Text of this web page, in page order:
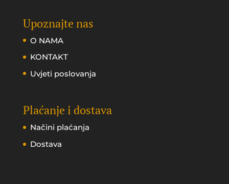
Upoznajte nas
O NAMA
KONTAKT
Uvjeti poslovanja
Plaćanje i dostava
Načini plaćanja
Dostava